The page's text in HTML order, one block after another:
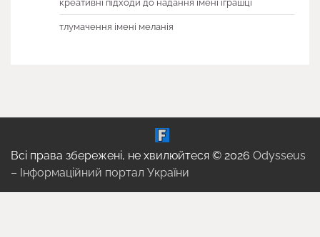
креативні підходи до надання імені іграшці
тлумачення імені меланія
Всі права збережені, не хвилюйтеся © 2026 Odysseus
– Інформаційний портал України